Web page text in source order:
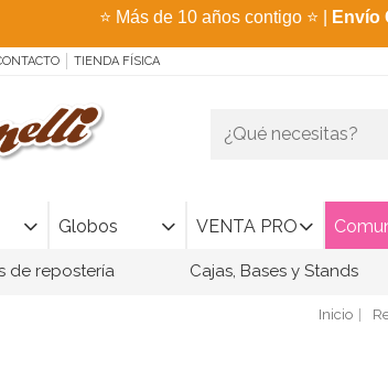
⭐ Más de 10 años contigo ⭐ Envío
TIENDA FÍSICA
Globos VENTA PRO
de repostería Cajas, Bases y Stands
Inicio